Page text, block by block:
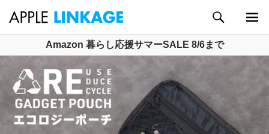
ン
テ
ン
ツ
へ
索
ー
Amazon 暮らし応援サマーSALE 8/6まで